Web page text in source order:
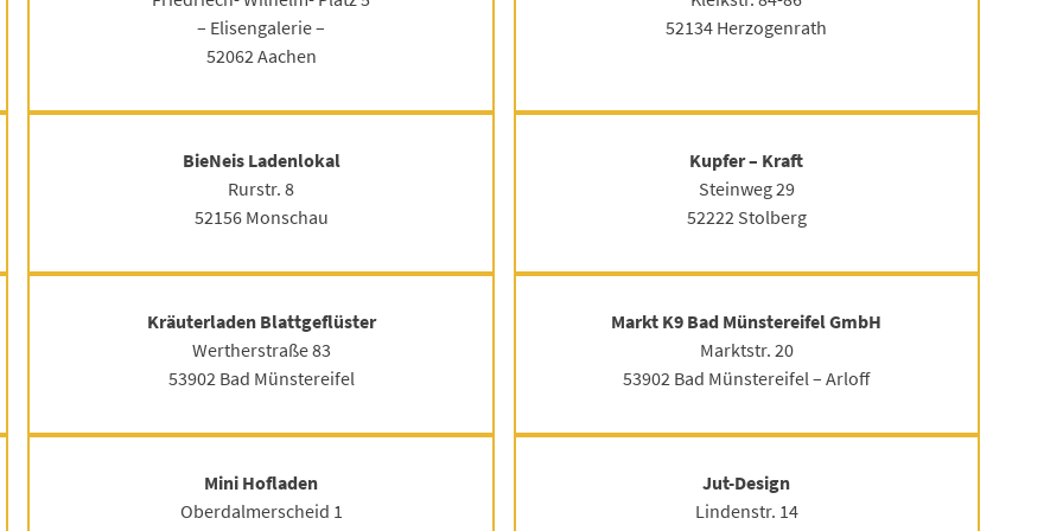
– Elisengalerie –
52062 Aachen
52134 Herzogenrath
BieNeis Ladenlokal
Rurstr. 8
52156 Monschau
Kupfer – Kraft
Steinweg 29
52222 Stolberg
Kräuterladen Blattgeflüster
Wertherstraße 83
53902 Bad Münstereifel
Markt K9 Bad Münstereifel GmbH
Marktstr. 20
53902 Bad Münstereifel – Arloff
Mini Hofladen
Oberdalmerscheid 1
Jut-Design
Lindenstr. 14